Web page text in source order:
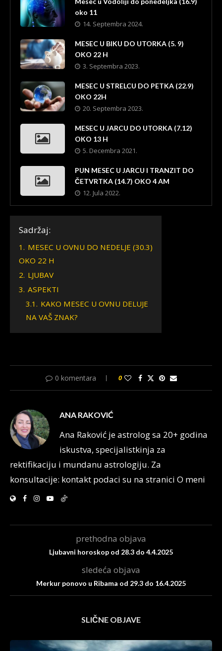
oko 11
14. Septembra 2024.
MESEC U BIKU DO UTORKA (5. 9)
OKO 22 H
3. Septembra 2023.
MESEC U STRELCU DO PETKA (22.9)
OKO 22H
20. Septembra 2023.
MESEC U JARCU DO UTORKA (7.12)
OKO 13 H
5. Decembra 2021.
PUN MESEC U JARCU I TRANZIT DO
ČETVRTKA (14.7) OKO 4 AM
12. Jula 2022.
Sadržaj:
1. MESEC U OVNU DO NEDELJE (30.3)
OKO 22 H
2. LJUBAV
3. ASPEKTI
3.1. KAKO MESEC U OVNU DELUJE
NA VAŠ ZNAK?
0 komentara 0
ANA RAKOVIĆ
Ana Raković je astrolog sa 20+ godina
iskustva, specijalistkinja za
rektifikaciju i mundanu astrologiju. Za
konsultacije: kontakt podaci su na stranici O meni
prethodna objava
Ljubavni horoskop od 28.3 do 4.4.2025
sledeća objava
Merkur ponovo u Ribama od 29.3 do 16.4.2025
SLIČNE OBJAVE